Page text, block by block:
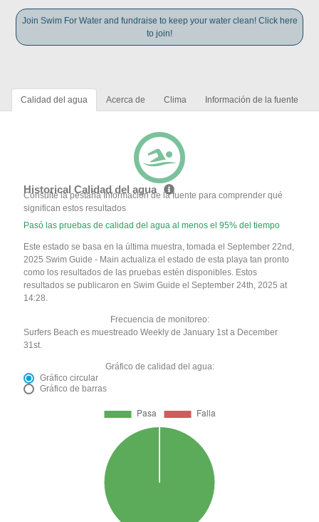
Join Swim For Water and fundraise to keep your water clean! Click here
to join!
Calidad del agua Acerca de Clima Información de la fuente
Historical Calidad del agua
Consulte la pestaña Información de la fuente para comprender qué
significan estos resultados
Pasó las pruebas de calidad del agua al menos el 95% del tiempo
Este estado se basa en la última muestra, tomada el September 22nd,
2025 Swim Guide - Main actualiza el estado de esta playa tan pronto
como los resultados de las pruebas estén disponibles. Estos
resultados se publicaron en Swim Guide el September 24th, 2025 at
14:28.
Frecuencia de monitoreo:
Surfers Beach es muestreado Weekly de January 1st a December
31st.
Gráfico de calidad del agua:
Gráfico circular
Gráfico de barras